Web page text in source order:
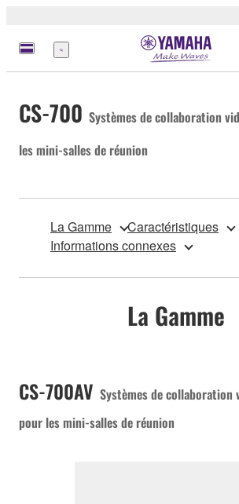
Menu
CS-700 Systèmes de collaboration
les mini-salles de réunion
La Gamme
Caractéristiques
Informations connexes
La Gamme
CS-700AV Systèmes de collaboration
pour les mini-salles de réunion